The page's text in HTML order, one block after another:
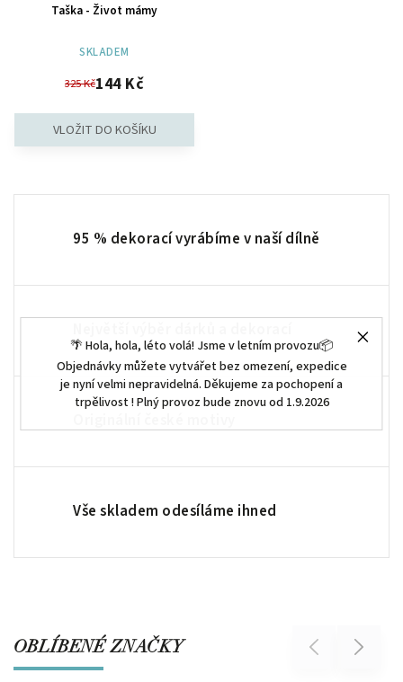
🌴 Hola, hola, léto volá! Jsme v letním provozu📦
Objednávky můžete vytvářet bez omezení, expedice
je nyní velmi nepravidelná. Děkujeme za pochopení a
trpělivost ! Plný provoz bude znovu od 1.9.2026
Taška - Život mámy
SKLADEM
325 Kč144 Kč
95 % dekorací vyrábíme v naší dílně
Vše skladem odesíláme ihned
OBLÍBENÉ ZNAČKY Previous Next